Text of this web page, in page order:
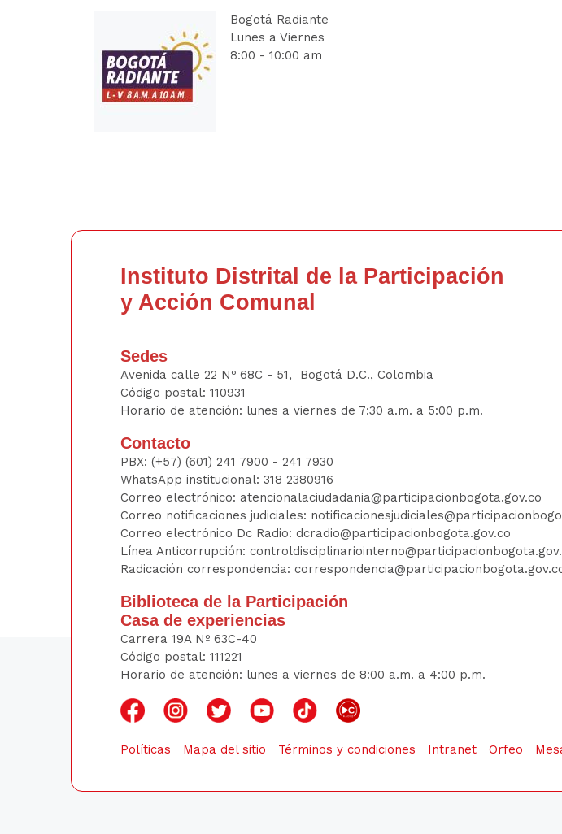
Bogotá Radiante
Lunes a Viernes
8:00 - 10:00 am
Instituto Distrital de la Participación
y Acción Comunal
Sedes
Avenida calle 22 Nº 68C - 51, Bogotá D.C., Colombia
Código postal: 110931
Horario de atención: lunes a viernes de 7:30 a.m. a 5:00 p.m.
Contacto
PBX: (+57) (601) 241 7900 - 241 7930
WhatsApp institucional: 318 2380916
Correo electrónico: atencionalaciudadania@participacionbogota.gov.co
Correo notificaciones judiciales:
Correo electrónico Dc Radio: dcradio@participacionbogota.gov.co
Línea Anticorrupción:
Radicación correspondencia:
Biblioteca de la Participación
Casa de experiencias
Carrera 19A Nº 63C-40
Código postal: 111221
Horario de atención: lunes a viernes de 8:00 a.m. a 4:00 p.m.
Políticas Mapa del sitio Términos y condiciones Intranet Orfeo